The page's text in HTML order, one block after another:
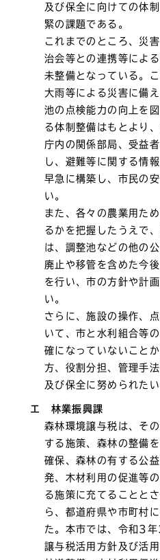
及び保全に向けての体
緊の課題である。
これまでのところ、災
治会等との連携等によ
未整備となっている。
大雨等による災害に備
池の点検能力の向上を
る体制整備はもとより
庁内の関係部局、受益
し、避難等に関する情
早急に構築し、市民の
い。
また、各々の農業用た
るかを把握したうえで
は、調整池などの他の
廃止や移管を含めた今
を行い、市の方針や計
い。
さらに、施設の操作、
いて、市と水利組合等
確になっていないこと
方、役割分担、管理手
及び保全に努められたい
エ 林業振興課
森林環境譲与税は、そ
する施策、森林の整備
確保、森林の有する公
発、木材利用の促進等
る施策に充てることと
ら、都道府県や市町村
た。本市では、令和3
譲与税活用方針及び活